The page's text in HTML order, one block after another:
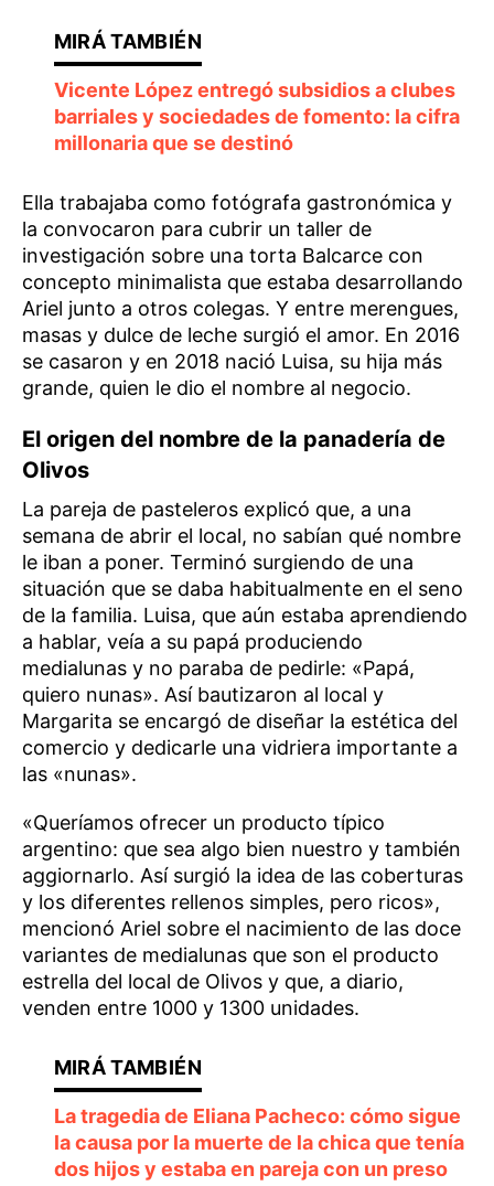
Vicente López entregó subsidios a clubes
barriales y sociedades de fomento: la cifra
millonaria que se destinó
Ella trabajaba como fotógrafa gastronómica y
la convocaron para cubrir un taller de
investigación sobre una torta Balcarce con
concepto minimalista que estaba desarrollando
Ariel junto a otros colegas. Y entre merengues,
masas y dulce de leche surgió el amor. En 2016
se casaron y en 2018 nació Luisa, su hija más
grande, quien le dio el nombre al negocio.
El origen del nombre de la panadería de
Olivos
La pareja de pasteleros explicó que, a una
semana de abrir el local, no sabían qué nombre
le iban a poner. Terminó surgiendo de una
situación que se daba habitualmente en el seno
de la familia. Luisa, que aún estaba aprendiendo
a hablar, veía a su papá produciendo
medialunas y no paraba de pedirle: «Papá,
quiero nunas». Así bautizaron al local y
Margarita se encargó de diseñar la estética del
comercio y dedicarle una vidriera importante a
las «nunas».
«Queríamos ofrecer un producto típico
argentino: que sea algo bien nuestro y también
aggiornarlo. Así surgió la idea de las coberturas
y los diferentes rellenos simples, pero ricos»,
mencionó Ariel sobre el nacimiento de las doce
variantes de medialunas que son el producto
estrella del local de Olivos y que, a diario,
venden entre 1000 y 1300 unidades.
La tragedia de Eliana Pacheco: cómo sigue
la causa por la muerte de la chica que tenía
dos hijos y estaba en pareja con un preso